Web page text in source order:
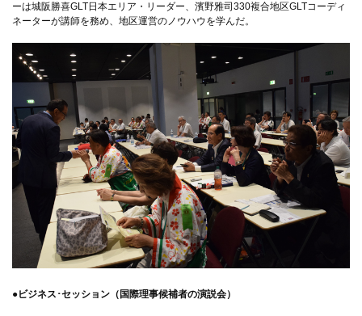
ーは城阪勝喜GLT日本エリア・リーダー、濱野雅司330複合地区GLTコーディ
ネーターが講師を務め、地区運営のノウハウを学んだ。
●ビジネス･セッション（国際理事候補者の演説会）